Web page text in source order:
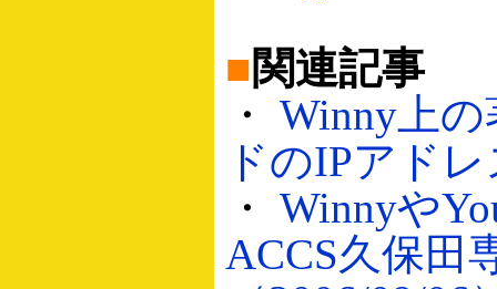
■関連記事
・ Winny上
ドのIPアド
・ Winnyや
ACCS久保田